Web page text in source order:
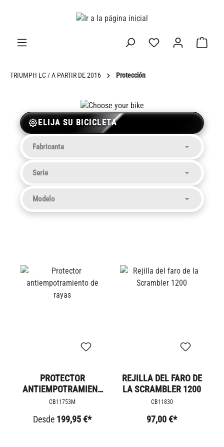
TRIUMPH LC / A PARTIR DE 2016 Protección
ELIJA SU BICICLETA
PROTECTOR
ANTIEMPOTRAMIENT
O DE RAYAS
CB11753M
Desde 199,95 €*
REJILLA DEL FARO DE
LA SCRAMBLER 1200
CB11830
97,00 €*